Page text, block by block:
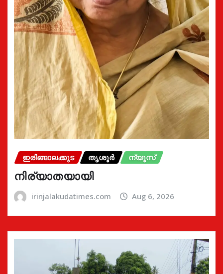
ഇരിങ്ങാലക്കുട തൃശൂർ ന്യൂസ്
നിര്യാതയായി
irinjalakudatimes.com Aug 6, 2026